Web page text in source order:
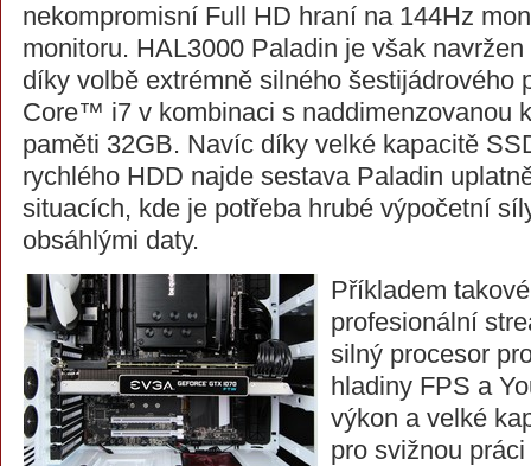
nekompromisní Full HD hraní na 144Hz
monitoru. HAL3000 Paladin je však
díky volbě extrémně silného šestijádrového
Core™ i7 v kombinaci s naddimenzovanou
paměti 32GB. Navíc díky velké kapacitě
rychlého HDD najde sestava Paladin
situacích, kde je potřeba hrubé výpočetní
obsáhlými daty.
Příkladem
profesionální
silný procesor
hladiny FPS a
výkon a velké
pro svižnou